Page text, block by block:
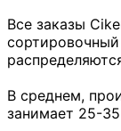
Все заказы
В среднем,
занимает 25-